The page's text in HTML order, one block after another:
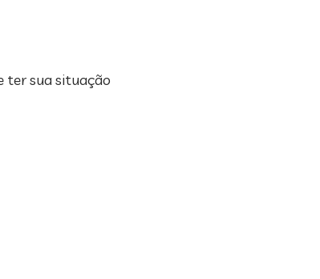
ter sua situação